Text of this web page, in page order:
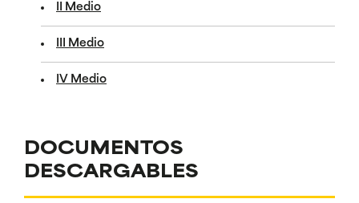
II Medio
III Medio
IV Medio
DOCUMENTOS
DESCARGABLES